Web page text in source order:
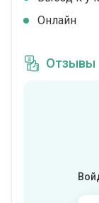
Онлайн
Отзывы